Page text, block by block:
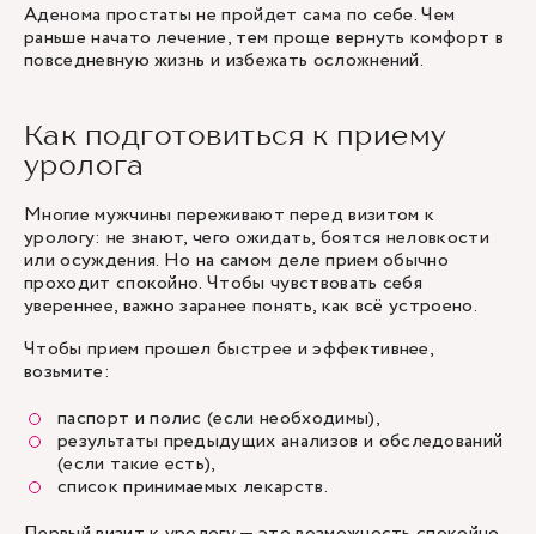
Аденома простаты не пройдет сама по себе. Чем
раньше начато лечение, тем проще вернуть комфорт в
повседневную жизнь и избежать осложнений.
Как подготовиться к приему
уролога
Многие мужчины переживают перед визитом к
урологу: не знают, чего ожидать, боятся неловкости
или осуждения. Но на самом деле прием обычно
проходит спокойно. Чтобы чувствовать себя
увереннее, важно заранее понять, как всё устроено.
Чтобы прием прошел быстрее и эффективнее,
возьмите:
паспорт и полис (если необходимы),
результаты предыдущих анализов и обследований
(если такие есть),
список принимаемых лекарств.